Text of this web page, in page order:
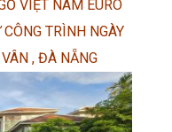
VIỆT NAM EURO
TRÌNH NGÀY
, ĐÀ NẴNG